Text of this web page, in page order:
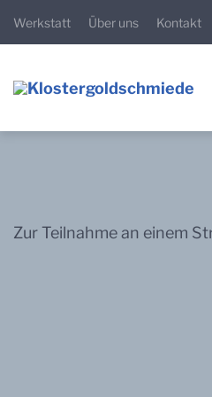
Hauptnavigation
Inhalt
Footer
Werkstatt Über uns Kontakt
Zur Teilnahme an einem